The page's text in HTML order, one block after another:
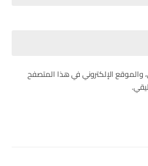
والموقع الإلكتروني في هذا المتصفح